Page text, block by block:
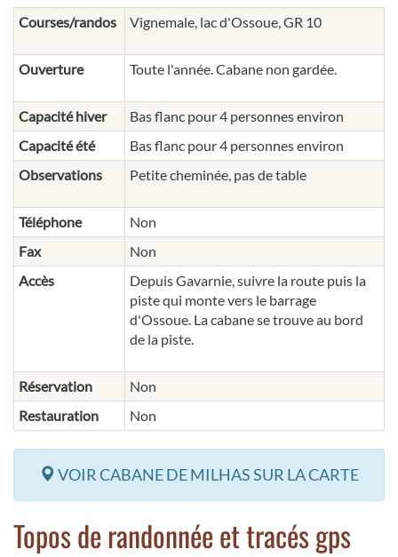
Courses/randos Vignemale, lac d'Ossoue, GR 10
Ouverture Toute l'année. Cabane non gardée.
Capacité hiver
Bas flanc pour 4 personnes environ
Capacité été
Bas flanc pour 4 personnes environ
Observations
Petite cheminée, pas de table
Téléphone
Non
Fax
Non
Accès
Depuis Gavarnie, suivre la route puis la
piste qui monte vers le barrage
d'Ossoue. La cabane se trouve au bord
de la piste.
Réservation
Non
Restauration
Non
VOIR CABANE DE MILHAS SUR LA CARTE
Topos de randonnée et tracés gps